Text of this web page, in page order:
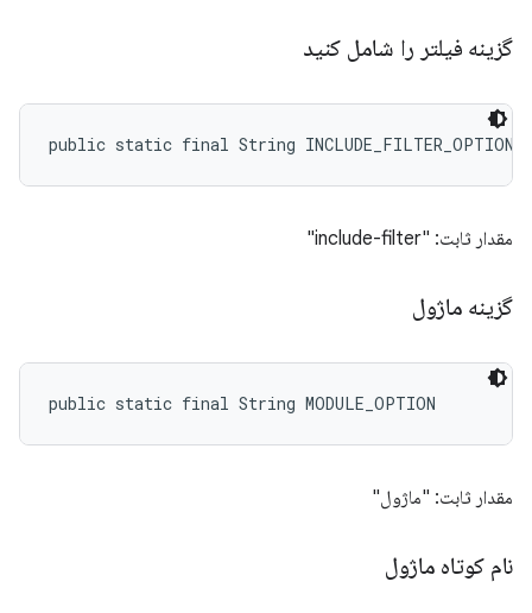
گزینه فیلتر را شامل کنید
public static final String INCLUDE_FILTER_OPTION
مقدار ثابت: "include-filter"
گزینه ماژول
public static final String MODULE_OPTION
مقدار ثابت: "ماژول"
نام کوتاه ماژول